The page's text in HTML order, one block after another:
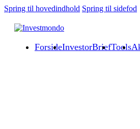
Spring til hovedindhold Spring til sidefod
ForsideInvestorBriefTools